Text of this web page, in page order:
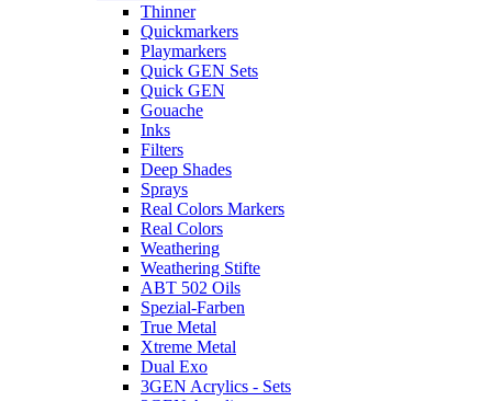
Thinner
Quickmarkers
Playmarkers
Quick GEN Sets
Quick GEN
Gouache
Inks
Filters
Deep Shades
Sprays
Real Colors Markers
Real Colors
Weathering
Weathering Stifte
ABT 502 Oils
Spezial-Farben
True Metal
Xtreme Metal
Dual Exo
3GEN Acrylics - Sets